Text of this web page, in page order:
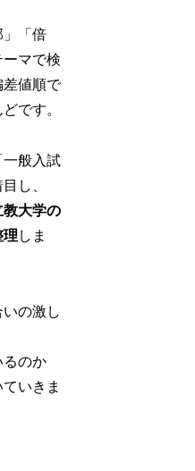
」「倍
マで検
差値順で
です。
一般入試
し、
教大学の
理 しま
の激し
るのか
いきま